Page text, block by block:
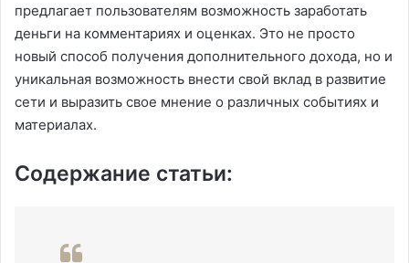
предлагает пользователям возможность заработать
деньги на комментариях и оценках. Это не просто
новый способ получения дополнительного дохода, но и
уникальная возможность внести свой вклад в развитие
сети и выразить свое мнение о различных событиях и
материалах.
Содержание статьи: